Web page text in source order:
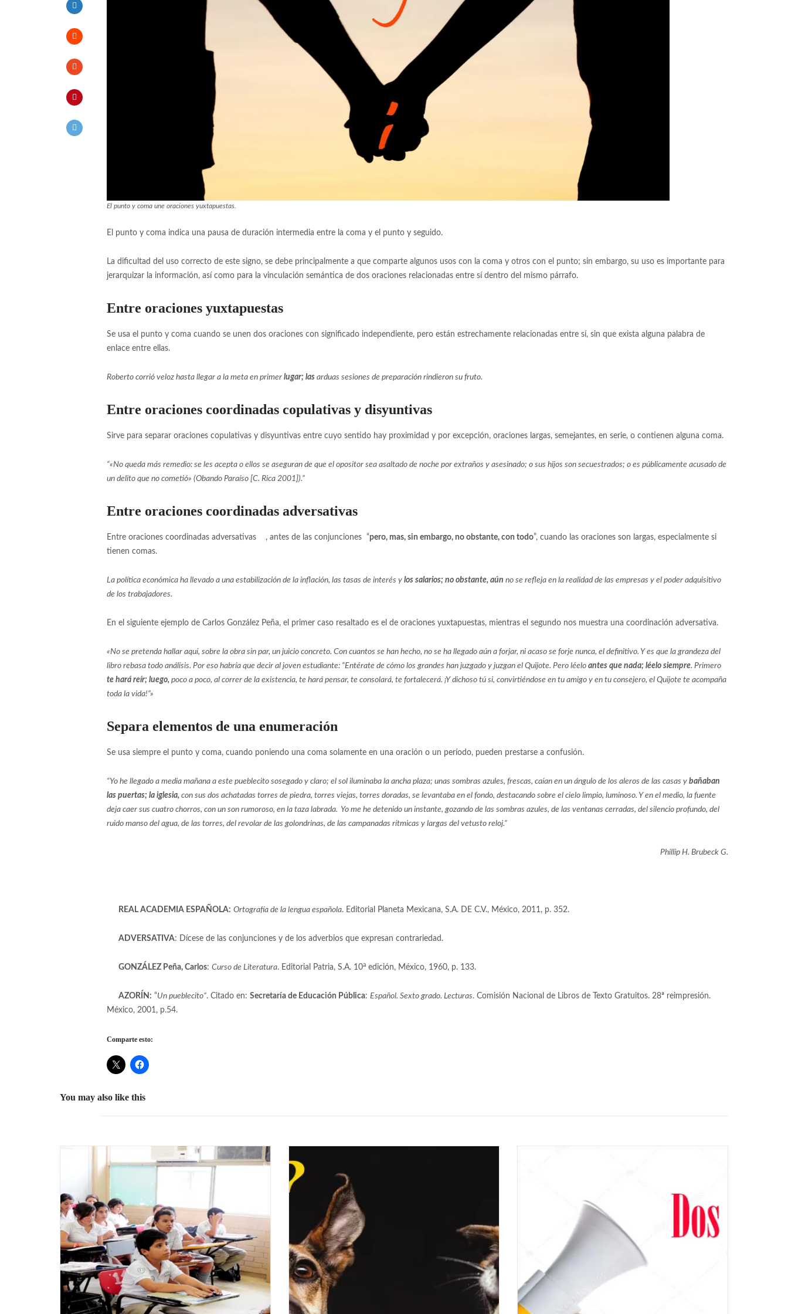
El punto y coma une oraciones yuxtapuestas.
El punto y coma indica una pausa de duración intermedia entre la coma y el punto y seguido.
La dificultad del uso correcto de este signo, se debe principalmente a que comparte algunos usos con la coma y otros con el punto; sin embargo, su uso es importante para
jerarquizar la información, así como para la vinculación semántica de dos oraciones relacionadas entre sí dentro del mismo párrafo.
Entre oraciones yuxtapuestas
Se usa el punto y coma cuando se unen dos oraciones con significado independiente, pero están estrechamente relacionadas entre sí, sin que exista alguna palabra de
enlace entre ellas.
Roberto corrió veloz hasta llegar a la meta en primer lugar; las arduas sesiones de preparación rindieron su fruto.
Entre oraciones coordinadas copulativas y disyuntivas
Sirve para separar oraciones copulativas y disyuntivas entre cuyo sentido hay proximidad y por excepción, oraciones largas, semejantes, en serie, o contienen alguna coma.
“«No queda más remedio: se les acepta o ellos se aseguran de que el opositor sea asaltado de noche por extraños y asesinado; o sus hijos son secuestrados; o es públicamente acusado de
un delito que no cometió» (Obando Paraíso [C. Rica 2001]).”
Entre oraciones coordinadas adversativas
Entre oraciones coordinadas adversativas , antes de las conjunciones “pero, mas, sin embargo, no obstante, con todo”, cuando las oraciones son largas, especialmente si
tienen comas.
La política económica ha llevado a una estabilización de la inflación, las tasas de interés y los salarios; no obstante, aún no se refleja en la realidad de las empresas y el poder adquisitivo
de los trabajadores.
En el siguiente ejemplo de Carlos González Peña, el primer caso resaltado es el de oraciones yuxtapuestas, mientras el segundo nos muestra una coordinación adversativa.
«No se pretenda hallar aquí, sobre la obra sin par, un juicio concreto. Con cuantos se han hecho, no se ha llegado aún a forjar, ni acaso se forje nunca, el definitivo. Y es que la grandeza del
libro rebasa todo análisis. Por eso habría que decir al joven estudiante: “Entérate de cómo los grandes han juzgado y juzgan el Quijote. Pero léelo antes que nada; léelo siempre. Primero
te hará reír; luego, poco a poco, al correr de la existencia, te hará pensar, te consolará, te fortalecerá. ¡Y dichoso tú si, convirtiéndose en tu amigo y en tu consejero, el Quijote te acompaña
toda la vida!”»
Separa elementos de una enumeración
Se usa siempre el punto y coma, cuando poniendo una coma solamente en una oración o un período, pueden prestarse a confusión.
“Yo he llegado a media mañana a este pueblecito sosegado y claro; el sol iluminaba la ancha plaza; unas sombras azules, frescas, caían en un ángulo de los aleros de las casas y bañaban
las puertas; la iglesia, con sus dos achatadas torres de piedra, torres viejas, torres doradas, se levantaba en el fondo, destacando sobre el cielo limpio, luminoso. Y en el medio, la fuente
deja caer sus cuatro chorros, con un son rumoroso, en la taza labrada. Yo me he detenido un instante, gozando de las sombras azules, de las ventanas cerradas, del silencio profundo, del
ruido manso del agua, de las torres, del revolar de las golondrinas, de las campanadas rítmicas y largas del vetusto reloj.”
Phillip H. Brubeck G.
REAL ACADEMIA ESPAÑOLA: Ortografía de la lengua española. Editorial Planeta Mexicana, S.A. DE C.V., México, 2011, p. 352.
ADVERSATIVA: Dícese de las conjunciones y de los adverbios que expresan contrariedad.
GONZÁLEZ Peña, Carlos: Curso de Literatura. Editorial Patria, S.A. 10a edición, México, 1960, p. 133.
AZORÍN: “Un pueblecito”. Citado en: Secretaría de Educación Pública: Español. Sexto grado. Lecturas. Comisión Nacional de Libros de Texto Gratuitos. 28ª reimpresión.
México, 2001, p.54.
Comparte esto:
You may also like this